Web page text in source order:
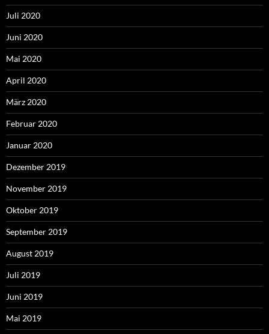
Juli 2020
Juni 2020
Mai 2020
April 2020
März 2020
Februar 2020
Januar 2020
Dezember 2019
November 2019
Oktober 2019
September 2019
August 2019
Juli 2019
Juni 2019
Mai 2019